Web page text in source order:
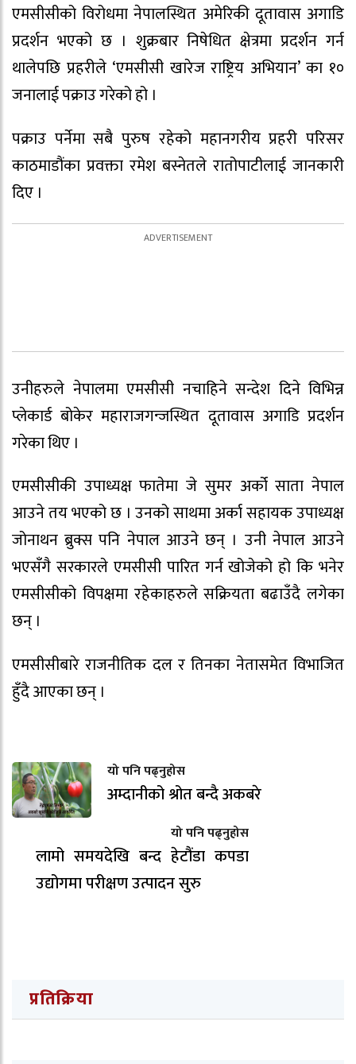
एमसीसीको विरोधमा नेपालस्थित अमेरिकी दूतावास अगाडि
प्रदर्शन भएको छ । शुक्रबार निषेधित क्षेत्रमा प्रदर्शन गर्न
थालेपछि प्रहरीले ‘एमसीसी खारेज राष्ट्रिय अभियान’ का १०
जनालाई पक्राउ गरेको हो ।
पक्राउ पर्नेमा सबै पुरुष रहेको महानगरीय प्रहरी परिसर
काठमाडौंका प्रवक्ता रमेश बस्नेतले रातोपाटीलाई जानकारी
दिए ।
उनीहरुले नेपालमा एमसीसी नचाहिने सन्देश दिने विभिन्न
प्लेकार्ड बोकेर महाराजगन्जस्थित दूतावास अगाडि प्रदर्शन
गरेका थिए ।
एमसीसीकी उपाध्यक्ष फातेमा जे सुमर अर्को साता नेपाल
आउने तय भएको छ । उनको साथमा अर्का सहायक उपाध्यक्ष
जोनाथन ब्रुक्स पनि नेपाल आउने छन् । उनी नेपाल आउने
भएसँगै सरकारले एमसीसी पारित गर्न खोजेको हो कि भनेर
एमसीसीको विपक्षमा रहेकाहरुले सक्रियता बढाउँदै लगेका
छन् ।
एमसीसीबारे राजनीतिक दल र तिनका नेतासमेत विभाजित
हुँदै आएका छन् ।
यो पनि पढ्नुहोस
अम्दानीको श्रोत बन्दै अकबरे
यो पनि पढ्नुहोस
लामो समयदेखि बन्द हेटौंडा कपडा
उद्योगमा परीक्षण उत्पादन सुरु
प्रतिक्रिया